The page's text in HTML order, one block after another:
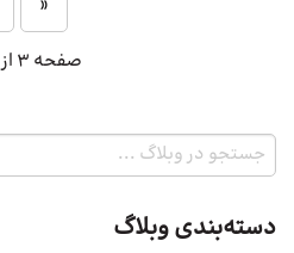
صفحه 3 از 75
دسته‌بندی وبلاگ